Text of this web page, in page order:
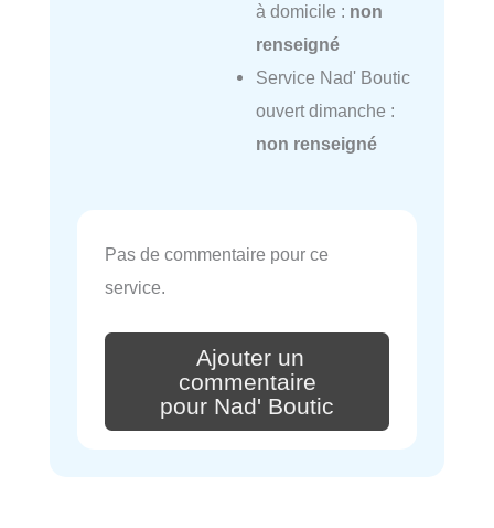
à domicile : non
renseigné
Service Nad' Boutic
ouvert dimanche :
non renseigné
Pas de commentaire pour ce
service.
Ajouter un
commentaire
pour Nad' Boutic